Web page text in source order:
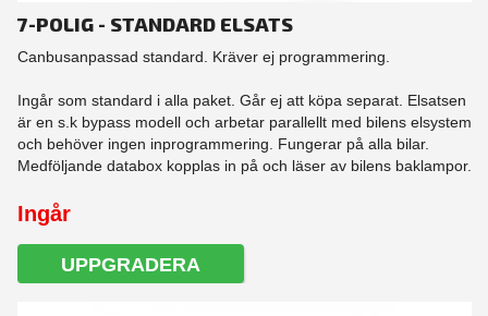
7-POLIG - STANDARD ELSATS
Canbusanpassad standard. Kräver ej programmering.
Ingår som standard i alla paket. Går ej att köpa separat. Elsatsen
är en s.k bypass modell och arbetar parallellt med bilens elsystem
och behöver ingen inprogrammering. Fungerar på alla bilar.
Medföljande databox kopplas in på och läser av bilens baklampor.
Ingår
UPPGRADERA